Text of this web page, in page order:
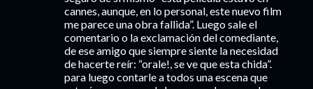
cannes, aunque, en lo personal, este nuevo film
me parece una obra fallida”. Luego sale el
comentario o la exclamación del comediante,
de ese amigo que siempre siente la necesidad
de hacerte reír: “orale!, se ve que esta chida”.
para luego contarle a todos una escena que